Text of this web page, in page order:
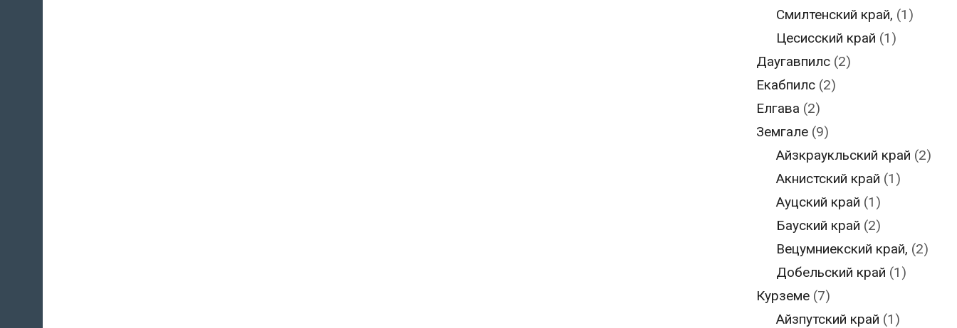
Смилтенский край, (1)
Цесисский край (1)
Даугавпилс(2)
Екабпилс(2)
Елгава (2)
Земгале(9)
Айзкраукльский край (2)
Акнистский край (1)
Ауцский край (1)
Бауский край (2)
Вецумниекский край, (2)
Добельский край (1)
Курземе(7)
Айзпутский край (1)